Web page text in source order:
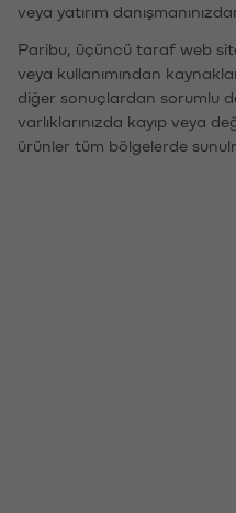
veya yatırım
Paribu, üçüncü taraf web
veya kullanımından
diğer sonuçlardan sorumlu
varlıklarınızda kayıp veya
ürünler tüm bölgelerde